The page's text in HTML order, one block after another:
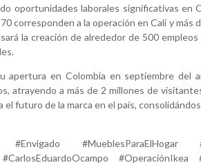
oportunidades laborales significativas en
corresponden a la operación en Cali y más
la creación de alrededor de 500
apertura en Colombia en septiembre del
atrayendo a más de 2 millones de
futuro de la marca en el país,
#Envigado #MueblesParaElHogar
#OperaciónIkea